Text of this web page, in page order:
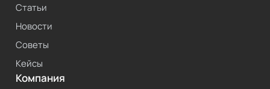
Статьи
Новости
Советы
Кейсы
Компания